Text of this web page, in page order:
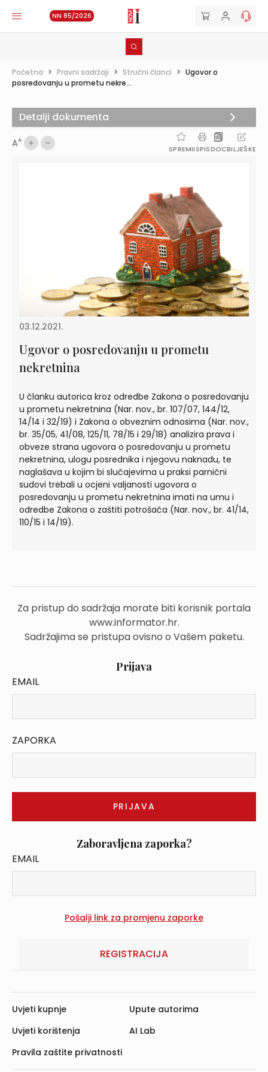
NN 85/2026
Početna > Pravni sadržaji > Stručni članci > Ugovor o
posredovanju u prometu nekre...
AA
SPREMIISPISDOCBILJEŠKE
03.12.2021.
Ugovor o posredovanju u prometu
nekretnina
U članku autorica kroz odredbe Zakona o posredovanju
u prometu nekretnina (Nar. nov., br. 107/07, 144/12,
14/14 i 32/19) i Zakona o obveznim odnosima (Nar. nov.,
br. 35/05, 41/08, 125/11, 78/15 i 29/18) analizira prava i
obveze strana ugovora o posredovanju u prometu
nekretnina, ulogu posrednika i njegovu naknadu, te
naglašava u kojim bi slučajevima u praksi parnični
sudovi trebali u ocjeni valjanosti ugovora o
posredovanju u prometu nekretnina imati na umu i
odredbe Zakona o zaštiti potrošača (Nar. nov., br. 41/14,
110/15 i 14/19).
Za pristup do sadržaja morate biti korisnik portala
www.informator.hr.
Sadržajima se pristupa ovisno o Vašem paketu.
Prijava
EMAIL
ZAPORKA
Zaboravljena zaporka?
EMAIL
REGISTRACIJA
Detalji dokumenta
Uvjeti kupnje
Uvjeti korištenja
Pravila zaštite privatnosti
Upute autorima
AI Lab